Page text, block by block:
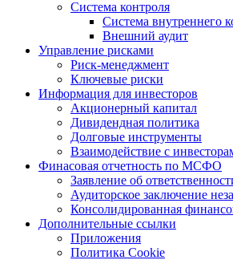
Система контроля
Система внутреннего
Внешний аудит
Управление рисками
Риск-менеджмент
Ключевые риски
Информация для инвесторов
Акционерный капитал
Дивидендная политика
Долговые инструменты
Взаимодействие с
Финасовая отчетность по МСФО
Заявление об
Аудиторское заключение
Консолидированная
Дополнительные ссылки
Приложения
Политика Cookie